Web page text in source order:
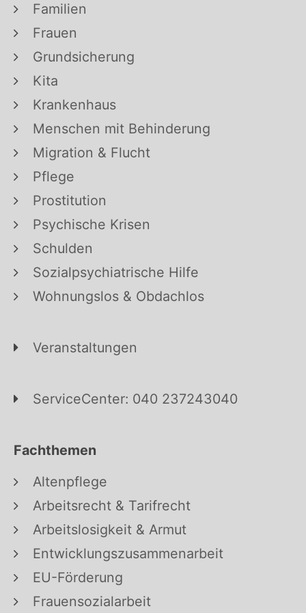
Familien
Frauen
Grundsicherung
Kita
Krankenhaus
Menschen mit Behinderung
Migration & Flucht
Pflege
Prostitution
Psychische Krisen
Schulden
Sozialpsychiatrische Hilfe
Wohnungslos & Obdachlos
Veranstaltungen
ServiceCenter: 040 237243040
Fachthemen
Altenpflege
Arbeitsrecht & Tarifrecht
Arbeitslosigkeit & Armut
Entwicklungszusammenarbeit
EU-Förderung
Frauensozialarbeit